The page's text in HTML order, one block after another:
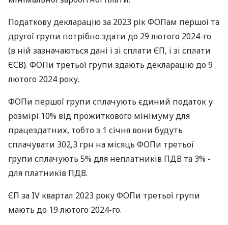
Податкову декларацію за 2023 рік ФОПам першої та
другої групи потрібно здати до 29 лютого 2024-го
(в ній зазначаються дані і зі сплати ЄП, і зі сплати
ЄСВ). ФОПи третьої групи здають декларацію до 9
лютого 2024 року.
ФОПи першої групи сплачують єдиний податок у
розмірі 10% від прожиткового мінімуму для
працездатних, тобто з 1 січня вони будуть
сплачувати 302,3 грн на місяць ФОПи третьої
групи сплачують 5% для неплатників ПДВ та 3% -
для платників ПДВ.
ЄП за IV квартал 2023 року ФОПи третьої групи
мають до 19 лютого 2024-го.